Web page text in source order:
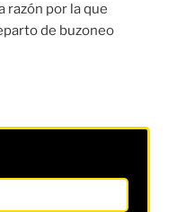
razón por la que
de buzoneo